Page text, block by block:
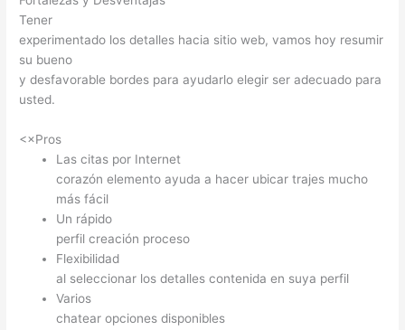
Tener
experimentado los detalles hacia sitio web, vamos hoy resumir
su bueno
y desfavorable bordes para ayudarlo elegir ser adecuado para
usted.
<×Pros
Las citas por Internet
corazón elemento ayuda a hacer ubicar trajes mucho
más fácil
Un rápido
perfil creación proceso
Flexibilidad
al seleccionar los detalles contenida en suya perfil
Varios
chatear opciones disponibles